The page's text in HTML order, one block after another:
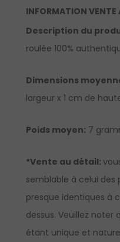
INFORMATION VENTE
Description du
roulée 100%
Dimensions
largeur x 1 cm de
Poids moyen: 7
*Vente au détail:
semblable à celui des
presque identiques à
dessus. Veuillez noter
étant unique et